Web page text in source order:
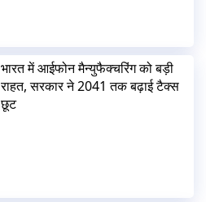
भारत में आईफोन मैन्युफैक्चरिंग को बड़ी
राहत, सरकार ने 2041 तक बढ़ाई टैक्स
छूट